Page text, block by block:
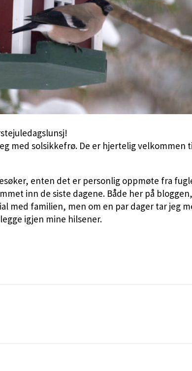
med solsikkefrø. De er hjertelig
enten det er personlig oppmøte fra
inn de siste dagene. Både her på
med familien, men om en par dager tar jeg
igjen mine hilsener.